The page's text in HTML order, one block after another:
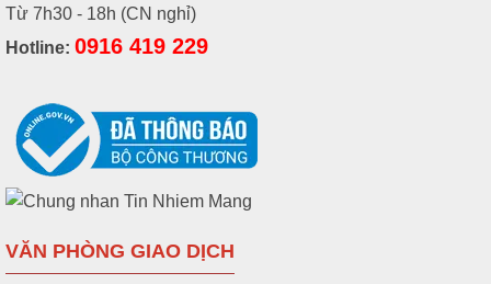
Từ 7h30 - 18h (CN nghỉ)
Hotline: 0916 419 229
VĂN PHÒNG GIAO DỊCH